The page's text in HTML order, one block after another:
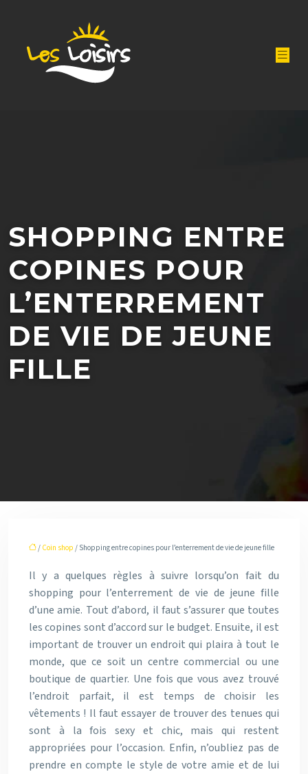
SHOPPING ENTRE
COPINES POUR
L’ENTERREMENT
DE VIE DE JEUNE
FILLE
/ Coin shop / Shopping entre copines pour l’enterrement de vie de jeune fille
Il y a quelques règles à suivre lorsqu’on fait du
shopping pour l’enterrement de vie de jeune fille
d’une amie. Tout d’abord, il faut s’assurer que toutes
les copines sont d’accord sur le budget. Ensuite, il est
important de trouver un endroit qui plaira à tout le
monde, que ce soit un centre commercial ou une
boutique de quartier. Une fois que vous avez trouvé
l’endroit parfait, il est temps de choisir les
vêtements ! Il faut essayer de trouver des tenues qui
sont à la fois sexy et chic, mais qui restent
appropriées pour l’occasion. Enfin, n’oubliez pas de
prendre en compte le style de votre amie et de lui